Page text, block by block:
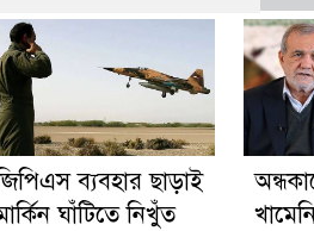
ব্যবহার ছাড়াই
ঘাঁটিতে নিখুঁত